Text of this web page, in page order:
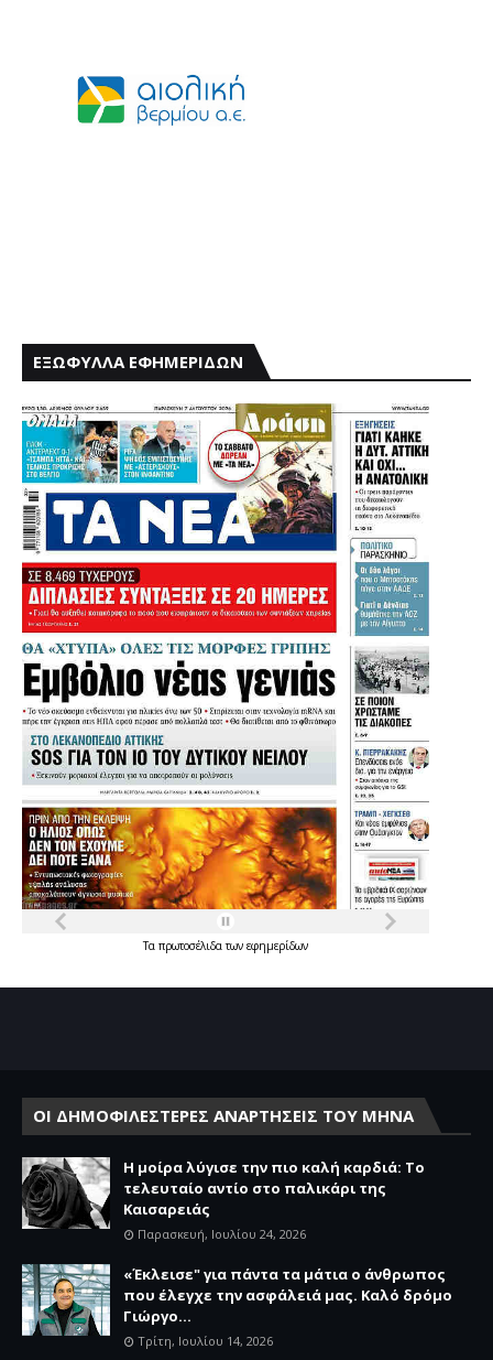
ΕΞΩΦΥΛΛΑ ΕΦΗΜΕΡΙΔΩΝ
Τα πρωτοσέλιδατων εφημερίδων
ΟΙ ΔΗΜΟΦΙΛΕΣΤΕΡΕΣ ΑΝΑΡΤΗΣΕΙΣ ΤΟΥ ΜΗΝΑ
Η μοίρα λύγισε την πιο καλή καρδιά: Το
τελευταίο αντίο στο παλικάρι της
Καισαρειάς
Παρασκευή, Ιουλίου 24, 2026
«Έκλεισε" για πάντα τα μάτια ο άνθρωπος
που έλεγχε την ασφάλειά μας. Καλό δρόμο
Γιώργο...
Τρίτη, Ιουλίου 14, 2026